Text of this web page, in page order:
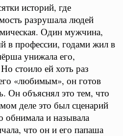
историй, где
разрушала людей
Один мужчина,
в профессии, годами жил в
унижала его,
стоило ей хоть раз
«любимым», он готов
Он объяснял это тем, что
деле это был сценарий
обнимала и называла
что он и его папаша